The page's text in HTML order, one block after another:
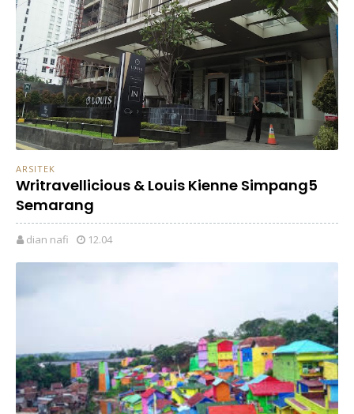
ARSITEK
Writravellicious & Louis Kienne Simpang5
Semarang
dian nafi 12.04